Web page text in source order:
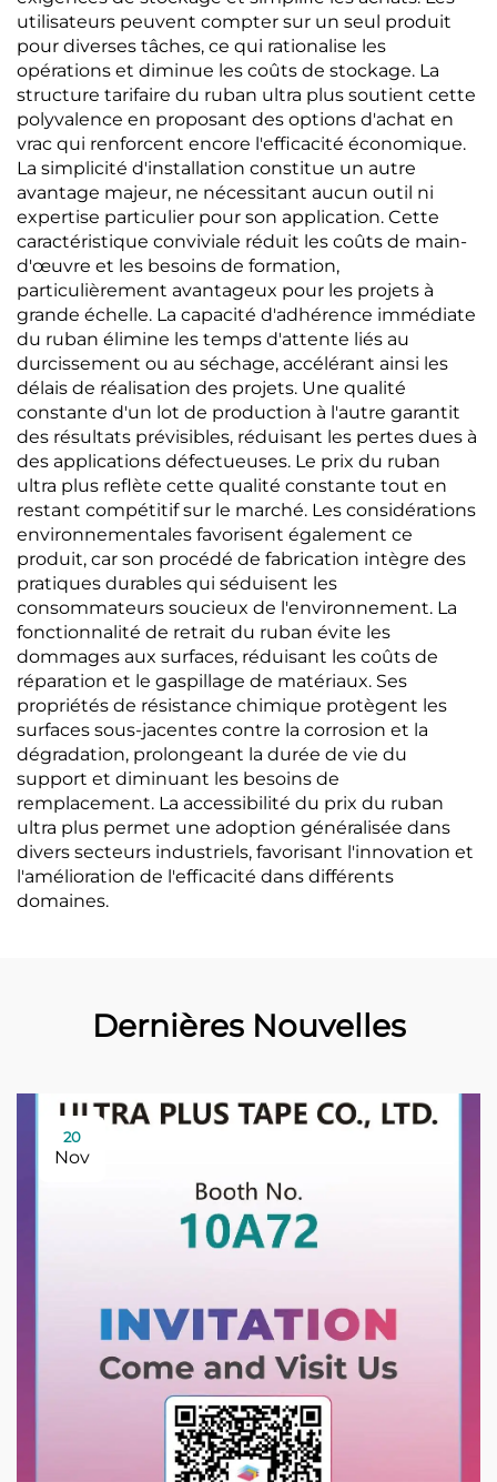
utilisateurs peuvent compter sur un seul produit
pour diverses tâches, ce qui rationalise les
opérations et diminue les coûts de stockage. La
structure tarifaire du ruban ultra plus soutient cette
polyvalence en proposant des options d'achat en
vrac qui renforcent encore l'efficacité économique.
La simplicité d'installation constitue un autre
avantage majeur, ne nécessitant aucun outil ni
expertise particulier pour son application. Cette
caractéristique conviviale réduit les coûts de main-
d'œuvre et les besoins de formation,
particulièrement avantageux pour les projets à
grande échelle. La capacité d'adhérence immédiate
du ruban élimine les temps d'attente liés au
durcissement ou au séchage, accélérant ainsi les
délais de réalisation des projets. Une qualité
constante d'un lot de production à l'autre garantit
des résultats prévisibles, réduisant les pertes dues à
des applications défectueuses. Le prix du ruban
ultra plus reflète cette qualité constante tout en
restant compétitif sur le marché. Les considérations
environnementales favorisent également ce
produit, car son procédé de fabrication intègre des
pratiques durables qui séduisent les
consommateurs soucieux de l'environnement. La
fonctionnalité de retrait du ruban évite les
dommages aux surfaces, réduisant les coûts de
réparation et le gaspillage de matériaux. Ses
propriétés de résistance chimique protègent les
surfaces sous-jacentes contre la corrosion et la
dégradation, prolongeant la durée de vie du
support et diminuant les besoins de
remplacement. La accessibilité du prix du ruban
ultra plus permet une adoption généralisée dans
divers secteurs industriels, favorisant l'innovation et
l'amélioration de l'efficacité dans différents
domaines.
Dernières Nouvelles
20
Nov